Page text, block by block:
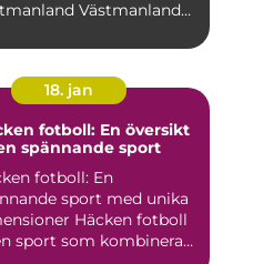
Västmanland
18. jan
fotboll: En översikt
spännande sport
fotboll: En
sport med unika
Häcken fotboll
sport som kombinerar